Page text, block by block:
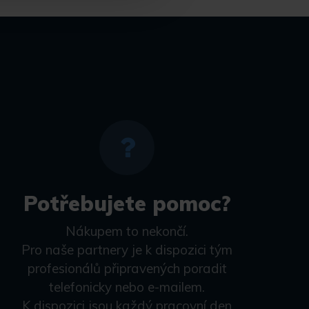
Potřebujete pomoc?
Nákupem to nekončí.
Pro naše partnery je k dispozici tým
profesionálů připravených poradit
telefonicky nebo e-mailem.
K dispozici jsou každý pracovní den